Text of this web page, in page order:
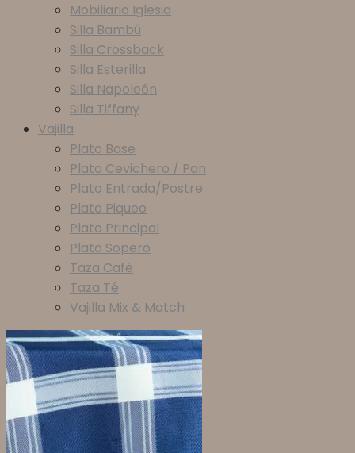
Mobiliario Iglesia
Silla Bambú
Silla Crossback
Silla Esterilla
Silla Napoleón
Silla Tiffany
Vajilla
Plato Base
Plato Cevichero / Pan
Plato Entrada/Postre
Plato Piqueo
Plato Principal
Plato Sopero
Taza Café
Taza Té
Vajilla Mix & Match